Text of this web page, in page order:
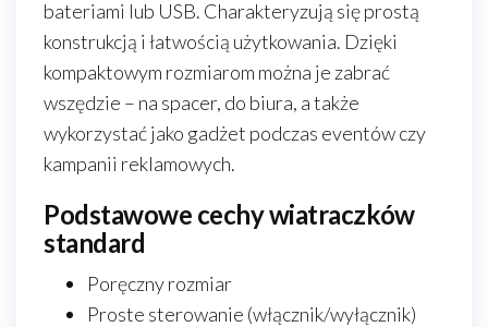
bateriami lub USB. Charakteryzują się prostą
konstrukcją i łatwością użytkowania. Dzięki
kompaktowym rozmiarom można je zabrać
wszędzie – na spacer, do biura, a także
wykorzystać jako gadżet podczas eventów czy
kampanii reklamowych.
Podstawowe cechy wiatraczków
standard
Poręczny rozmiar
Proste sterowanie (włącznik/wyłącznik)